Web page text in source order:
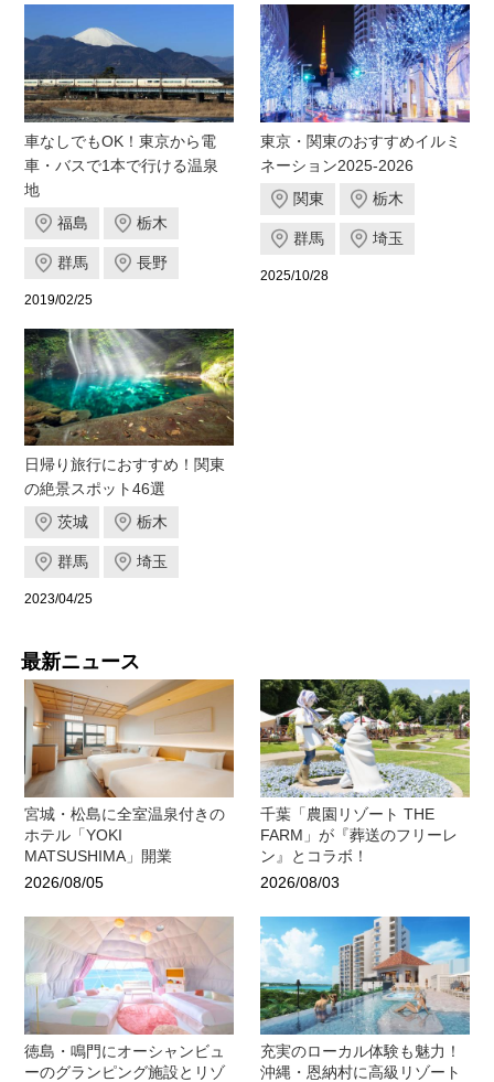
車なしでもOK！東京から電
車・バスで1本で行ける温泉
地
福島
栃木
群馬 長野
2019/02/25
東京・関東のおすすめイルミ
ネーション2025-2026
関東
栃木
群馬 埼玉
2025/10/28
日帰り旅行におすすめ！関東
の絶景スポット46選
茨城
栃木
群馬 埼玉
2023/04/25
最新ニュース
宮城・松島に全室温泉付きの
ホテル「YOKI
MATSUSHIMA」開業
2026/08/05
千葉「農園リゾート THE
FARM」が『葬送のフリーレ
ン』とコラボ！
2026/08/03
徳島・鳴門にオーシャンビュ
ーのグランピング施設とリゾ
充実のローカル体験も魅力！
沖縄・恩納村に高級リゾート